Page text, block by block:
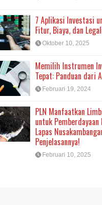
7 Aplikasi Investasi
Fitur, Biaya, dan
Oktober 10, 2025
Memilih Instrumen
Tepat: Panduan dari
Februari 19, 2024
PLN Manfaatkan
untuk
Lapas
Penjelasannya!
Februari 10, 2025